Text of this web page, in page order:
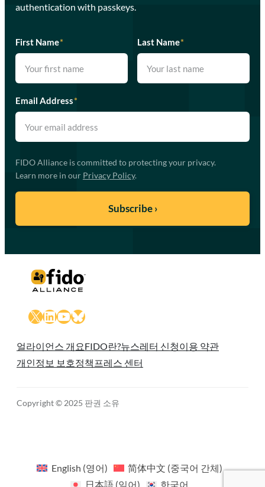
authentication with passkeys.
First Name* Last Name*
Email Address*
FIDO Alliance is committed to protecting your privacy.
Learn more in our Privacy Policy.
X LinkedIn
YouTube
Bluesky
얼라이언스 개요FIDO란?뉴스레터 신청이용 약관
개인정보 보호정책 프레스 센터
Copyright © 2025 판권 소유
English (영어) 简体中文 (중국어 간체)
日本語(일어) 한국어